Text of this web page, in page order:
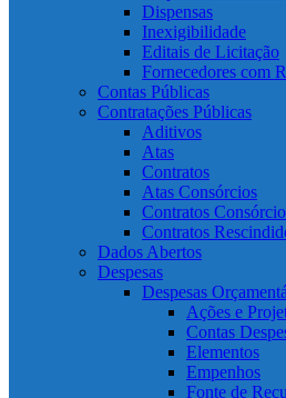
Dispensas
Inexigibilidade
Editais de Licitação
Fornecedores com
Contas Públicas
Contratações Públicas
Aditivos
Atas
Contratos
Atas Consórcios
Contratos
Contratos
Dados Abertos
Despesas
Despesas
Ações e
Contas
Elementos
Empenhos
Fonte de